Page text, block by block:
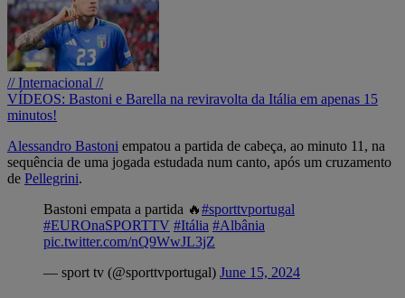
// Internacional //
VÍDEOS: Bastoni e Barella na reviravolta da Itália em apenas 15
minutos!
Alessandro Bastoni empatou a partida de cabeça, ao minuto 11, na
sequência de uma jogada estudada num canto, após um cruzamento
de Pellegrini.
Bastoni empata a partida 🔥#sporttvportugal
#EUROnaSPORTTV #Itália #Albânia
pic.twitter.com/nQ9WwJL3jZ
— sport tv (@sporttvportugal) June 15, 2024